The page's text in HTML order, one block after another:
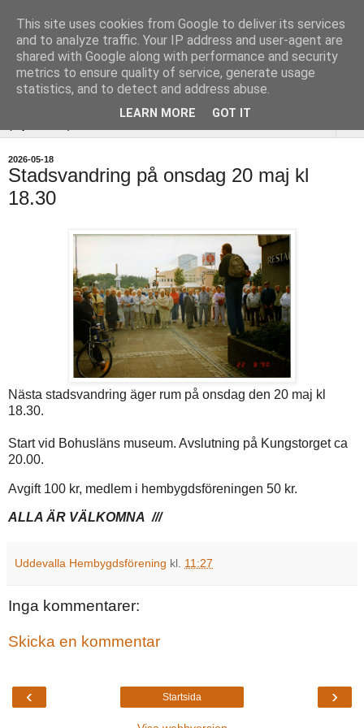
Uddevalla
Hembygdsförening
2026-05-18
Stadsvandring på onsdag 20 maj kl
18.30
Nästa stadsvandring äger rum på onsdag den 20 maj kl
18.30.
Start vid Bohusläns museum. Avslutning på Kungstorget ca
20.00.
Avgift 100 kr, medlem i hembygdsföreningen 50 kr.
ALLA ÄR VÄLKOMNA ///
Uddevalla Hembygdsförening kl. 11:27
Inga kommentarer:
Skicka en kommentar
‹ ›
Startsida
This site uses cookies from Google to deliver its services
and to analyze traffic. Your IP address and user-agent are
shared with Google along with performance and security
metrics to ensure quality of service, generate usage
statistics, and to detect and address abuse.
LEARN MORE GOT IT